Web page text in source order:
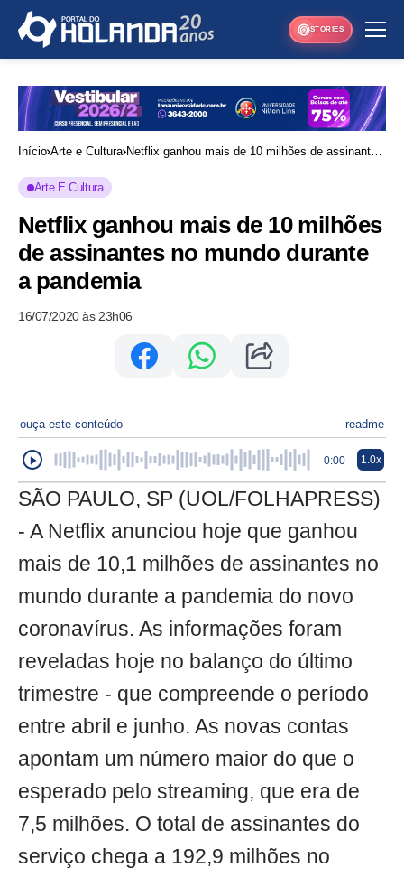
STORIES
Início Arte e Cultura Netflix ganhou mais de 10 milhões de assinantes
Arte E Cultura
Netflix ganhou mais de 10 milhões
de assinantes no mundo durante
a pandemia
16/07/2020 às 23h06
ouça este conteúdo readme
0:00 1.0x
SÃO PAULO, SP (UOL/FOLHAPRESS)
- A Netflix anunciou hoje que ganhou
mais de 10,1 milhões de assinantes no
mundo durante a pandemia do novo
coronavírus. As informações foram
reveladas hoje no balanço do último
trimestre - que compreende o período
entre abril e junho. As novas contas
apontam um número maior do que o
esperado pelo streaming, que era de
7,5 milhões. O total de assinantes do
serviço chega a 192,9 milhões no